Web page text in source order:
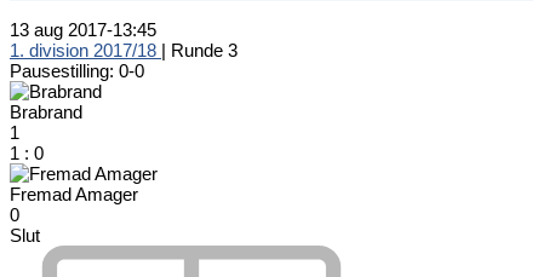
13 aug 2017-13:45
1. division 2017/18 | Runde 3
Pausestilling: 0-0
Brabrand
1
1 : 0
Fremad Amager
0
Slut